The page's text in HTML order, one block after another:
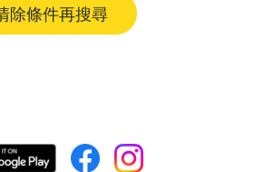
除條件再搜尋